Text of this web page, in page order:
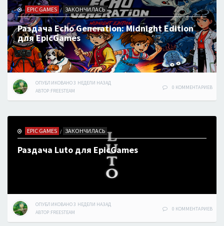
EPIC GAMES / ЗАКОНЧИЛАСЬ
Раздача Echo Generation: Midnight Edition
для EpicGames
ОПУБЛИКОВАНО3 НЕДЕЛИ НАЗАД
АВТОР:FREESTEAM
0 КОММЕНТАРИЕВ
EPIC GAMES / ЗАКОНЧИЛАСЬ
Раздача Luto для EpicGames
ОПУБЛИКОВАНО3 НЕДЕЛИ НАЗАД
АВТОР:FREESTEAM
0 КОММЕНТАРИЕВ